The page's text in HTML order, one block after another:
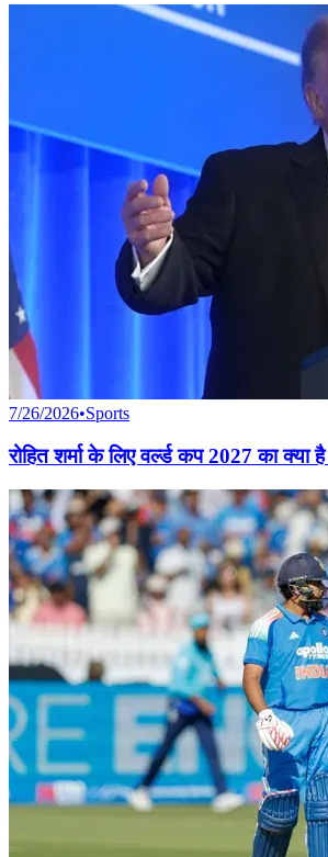
7/26/2026•Sports
रोहित शर्मा के लिए वर्ल्ड कप 2027 का